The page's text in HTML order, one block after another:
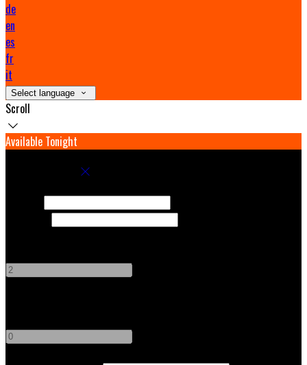
de
en
es
fr
it
Select language
Scroll
Available Tonight